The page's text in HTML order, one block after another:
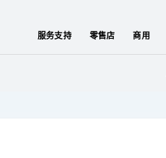
服务支持 零售店 商用